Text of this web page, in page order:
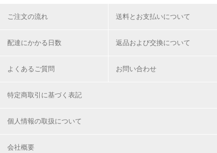
ご注文の流れ 送料とお支払いについて
配達にかかる日数 返品および交換について
よくあるご質問 お問い合わせ
特定商取引に基づく表記
個人情報の取扱について
会社概要